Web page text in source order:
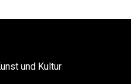
und Kultur